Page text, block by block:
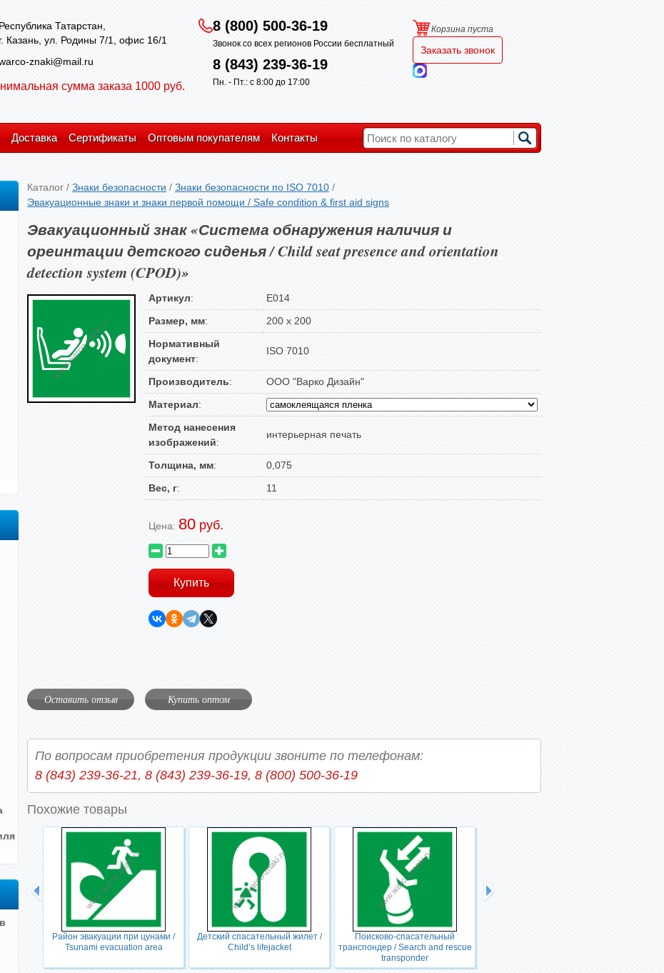
Республика Татарстан,
г. Казань, ул. Родины 7/1, офис 16/1
znaki@mail.ru
сумма заказа 1000 руб.
8 (800) 500-36-19
Звонок со всех регионов России бесплатный
8 (843) 239-36-19
Пн. - Пт.: с 8:00 до 17:00
Корзина пуста
Заказать звонок
Доставка Сертификаты Оптовым покупателям Контакты
Каталог / Знаки безопасности / Знаки безопасности по ISO 7010 /
Эвакуационные знаки и знаки первой помощи / Safe condition & first aid signs
Эвакуационный знак «Система обнаружения наличия и
ореинтации детского сиденья / Child seat presence and orientation
detection system (CPOD)»
Артикул:
E014
Размер, мм:
200 х 200
Нормативный
документ:
ISO 7010
Производитель:
ООО "Варко Дизайн"
Материал:
Метод нанесения
изображений:
интерьерная печать
Толщина, мм:
0,075
Вес, г: 11
Цена: 80 руб.
Оставить отзыв Купить оптом
По вопросам приобретения продукции звоните по телефонам:
8 (843) 239-36-21, 8 (843) 239-36-19, 8 (800) 500-36-19
Похожие товары
Район эвакуации при цунами /
Tsunami evacuation area
Детский спасательный жилет /
Child’s lifejacket
Поисково-спасательный
транспондер / Search and rescue
transponder